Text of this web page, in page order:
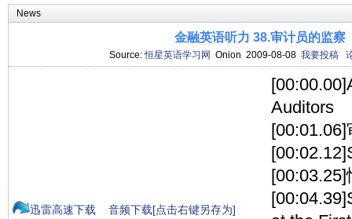
News
金融英语听力 38.审计员的监察
Source:恒星英语学习网 Onion 2009-08-08 我要投稿
迅雷高速下载 音频下载[点击右键另存为]
Auditors
[00:03.25]